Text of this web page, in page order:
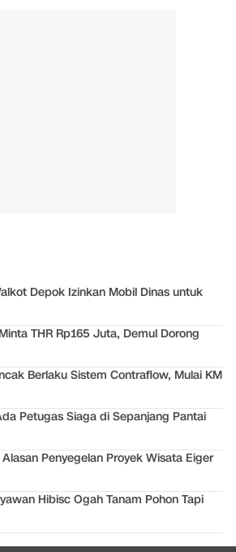
Depok Izinkan Mobil Dinas untuk
THR Rp165 Juta, Demul Dorong
Berlaku Sistem Contraflow, Mulai KM
Petugas Siaga di Sepanjang Pantai
Penyegelan Proyek Wisata Eiger
Hibisc Ogah Tanam Pohon Tapi